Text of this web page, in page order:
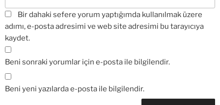
Bir dahaki sefere yorum yaptığımda kullanılmak üzere
adımı, e-posta adresimi ve web site adresimi bu tarayıcıya
kaydet.
Beni sonraki yorumlar için e-posta ile bilgilendir.
Beni yeni yazılarda e-posta ile bilgilendir.